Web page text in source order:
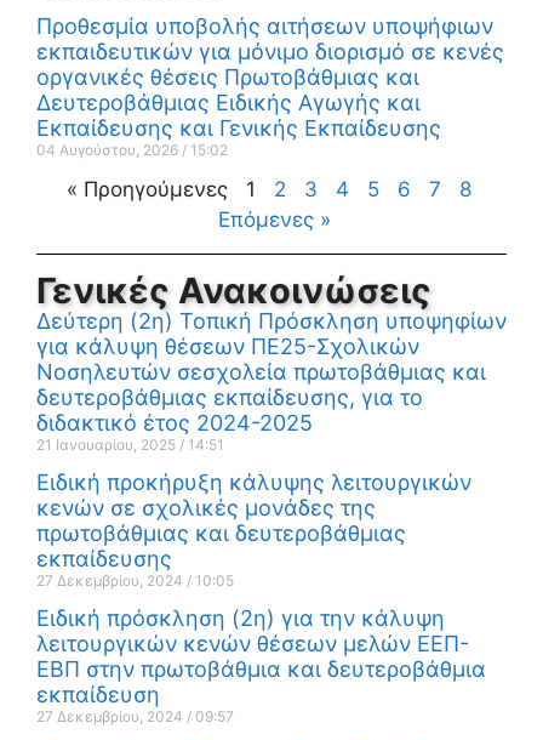
Προθεσμία υποβολής αιτήσεων υποψήφιων
εκπαιδευτικών για μόνιμο διορισμό σε κενές
οργανικές θέσεις Πρωτοβάθμιας και
Δευτεροβάθμιας Ειδικής Αγωγής και
Εκπαίδευσης και Γενικής Εκπαίδευσης
04 Αυγούστου, 2026 15:02
« Προηγούμενες 1 2 3 4 5 6 7
8
Επόμενες »
Γενικές Ανακοινώσεις
Δεύτερη (2η) Τοπική Πρόσκληση υποψηφίων
για κάλυψη θέσεων ΠΕ25-Σχολικών
Νοσηλευτών σεσχολεία πρωτοβάθμιας και
δευτεροβάθμιας εκπαίδευσης, για το
διδακτικό έτος 2024-2025
21 Ιανουαρίου, 2025 14:51
Ειδική προκήρυξη κάλυψης λειτουργικών
κενών σε σχολικές μονάδες της
πρωτοβάθμιας και δευτεροβάθμιας
εκπαίδευσης
27 Δεκεμβρίου, 2024 10:05
Ειδική πρόσκληση (2η) για την κάλυψη
λειτουργικών κενών θέσεων μελών ΕΕΠ-
ΕΒΠ στην πρωτοβάθμια και δευτεροβάθμια
εκπαίδευση
27 Δεκεμβρίου, 2024 09:57